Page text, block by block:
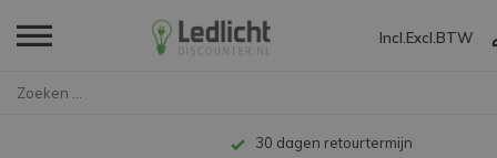
Incl. Excl. BTW
Tot 10 jaar garantie